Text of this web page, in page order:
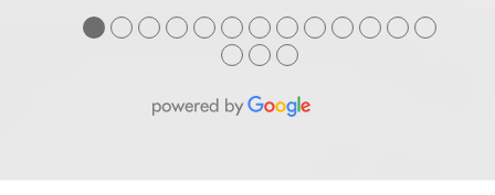
●●●●●●●●●●●●●
●●●